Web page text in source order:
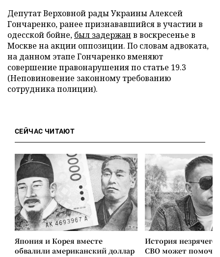
Депутат Верховной рады Украины Алексей
Гончаренко, ранее признававшийся в участии в
одесской бойне, был задержан в воскресенье в
Москве на акции оппозиции. По словам адвоката,
на данном этапе Гончаренко вменяют
совершение правонарушения по статье 19.3
(Неповиновение законному требованию
сотрудника полиции).
СЕЙЧАС ЧИТАЮТ
Япония и Корея вместе
обвалили американский доллар
История незрячего
СВО может помочь